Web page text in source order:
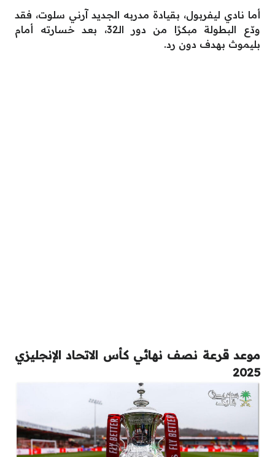
أما نادي ليفربول، بقيادة مدربه الجديد آرني سلوت، فقد
ودّع البطولة مبكرًا من دور الـ32، بعد خسارته أمام
بليموث بهدف دون رد.
موعد قرعة نصف نهائي كأس الاتحاد الإنجليزي
2025